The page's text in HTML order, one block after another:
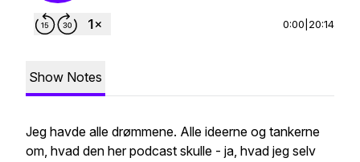
0:00 20:14
Show Notes
Jeg havde alle drømmene. Alle ideerne og tankerne
om, hvad den her podcast skulle - ja, hvad jeg selv